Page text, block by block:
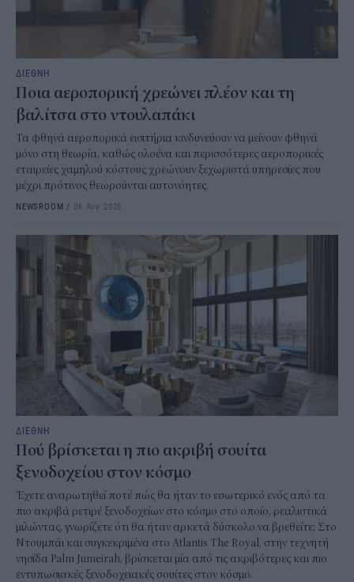
ΔΙΕΘΝΗ
Ποια αεροπορική χρεώνει πλέον και τη
βαλίτσα στο ντουλαπάκι
Τα φθηνά αεροπορικά εισιτήρια κινδυνεύουν να μείνουν φθηνά
μόνο στη θεωρία, καθώς ολοένα και περισσότερες αεροπορικές
εταιρείες χαμηλού κόστους χρεώνουν ξεχωριστά υπηρεσίες που
μέχρι πρότινος θεωρούνται αυτονόητες.
NEWSROOM / 06 Αυγ 2026
ΔΙΕΘΝΗ
Πού βρίσκεται η πιο ακριβή σουίτα
ξενοδοχείου στον κόσμο
Έχετε αναρωτηθεί ποτέ πώς θα ήταν το εσωτερικό ενός από τα
πιο ακριβά ρετιρέ ξενοδοχείων στο κόσμο στο οποίο, ρεαλιστικά
μιλώντας, γνωρίζετε ότι θα ήταν αρκετά δύσκολο να βρεθείτε; Στο
Ντουμπάι και συγκεκριμένα στο Atlantis The Royal, στην τεχνητή
νησίδα Palm Jumeirah, βρίσκεται μία από τις ακριβότερες και πιο
εντυπωσιακές ξενοδοχειακές σουίτες στον κόσμο.